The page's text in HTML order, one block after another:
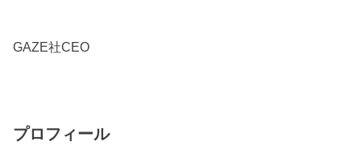
GAZE社CEO
プロフィール